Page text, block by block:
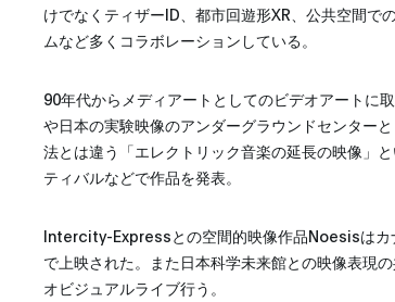
けでなくティザーID、都市回遊形XR、公共空間で
ムなど多くコラボレーションしている。
90年代からメディアートとしてのビデオアートに
や日本の実験映像のアンダーグラウンドセンター
法とは違う「エレクトリック音楽の延長の映像」
ティバルなどで作品を発表。
Intercity-Expressとの空間的映像作品Noesisはカ
で上映された。また日本科学未来館との映像表現
オビジュアルライブ行う。